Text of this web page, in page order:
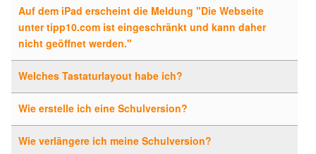
Auf dem iPad erscheint die Meldung "Die Webseite
unter tipp10.com ist eingeschränkt und kann daher
nicht geöffnet werden."
Welches Tastaturlayout habe ich?
Wie erstelle ich eine Schulversion?
Wie verlängere ich meine Schulversion?